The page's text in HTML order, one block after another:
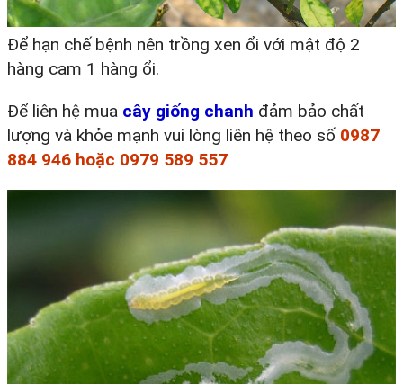
Để hạn chế bệnh nên trồng xen ổi với mật độ 2
hàng cam 1 hàng ổi.
Để liên hệ mua cây giống chanh đảm bảo chất
lượng và khỏe mạnh vui lòng liên hệ theo số 0987
884 946 hoặc 0979 589 557